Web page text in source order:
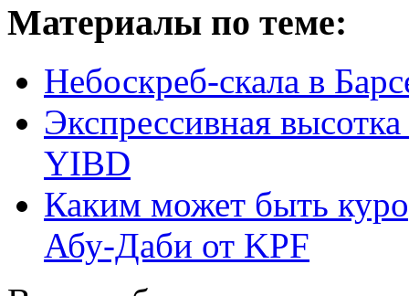
Материалы по теме:
Небоскреб-скала в
Экспрессивная
YIBD
Каким может быть
Абу-Даби от KPF